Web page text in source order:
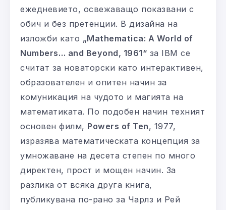
ежедневието, освежаващо показвани с
обич и без претенции. В дизайна на
изложби като „Mathematica: A World of
Numbers… and Beyond, 1961“ за IBM се
считат за новаторски като интерактивен,
образователен и опитен начин за
комуникация на чудото и магията на
математиката. По подобен начин техният
основен филм, Powers of Ten, 1977,
изразява математическата концепция за
умножаване на десета степен по много
директен, прост и мощен начин. За
разлика от всяка друга книга,
публикувана по-рано за Чарлз и Рей